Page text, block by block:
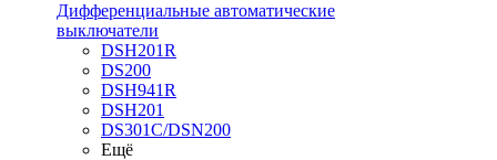
Дифференциальные автоматические
выключатели
DSH201R
DS200
DSH941R
DSH201
DS301C/DSN200
Ещё